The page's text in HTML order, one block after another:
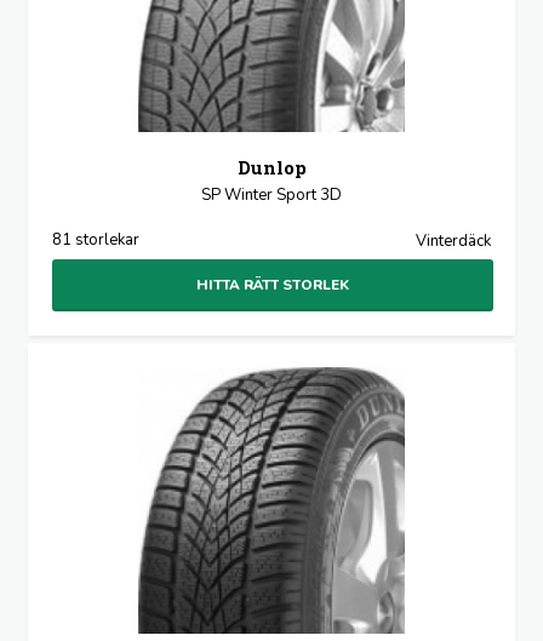
Dunlop
SP Winter Sport 3D
81 storlekar Vinterdäck
HITTA RÄTT STORLEK